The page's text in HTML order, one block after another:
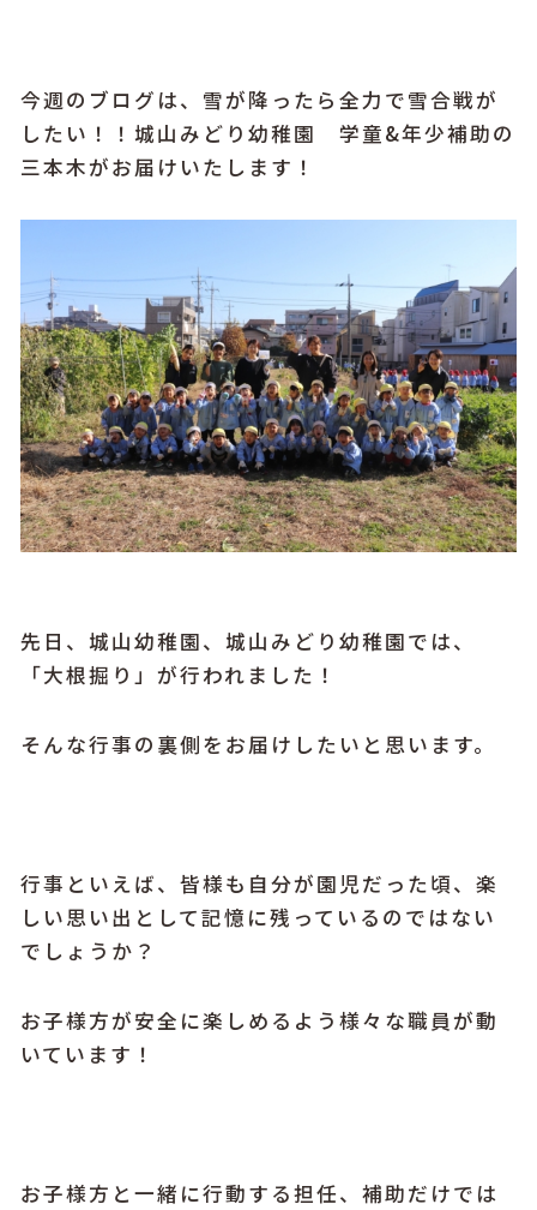
今週のブログは、雪が降ったら全力で雪合戦が
したい！！城山みどり幼稚園 学童&年少補助の
三本木がお届けいたします！
先日、城山幼稚園、城山みどり幼稚園では、
「大根掘り」が行われました！
そんな行事の裏側をお届けしたいと思います。
行事といえば、皆様も自分が園児だった頃、楽
しい思い出として記憶に残っているのではない
でしょうか？
お子様方が安全に楽しめるよう様々な職員が動
いています！
お子様方と一緒に行動する担任、補助だけでは